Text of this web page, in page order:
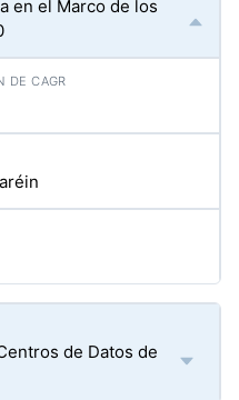
en el Marco de los
de Datos de